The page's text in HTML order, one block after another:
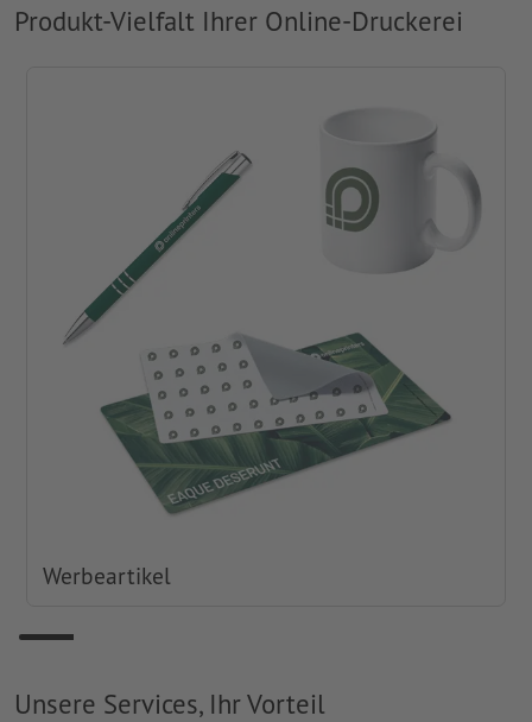
Produkt-Vielfalt Ihrer Online-Druckerei
Werbeartikel
Unsere Services, Ihr Vorteil